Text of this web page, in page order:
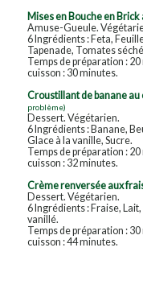
Mises en Bouche en
Amuse-Gueule.
6 Ingrédients : Feta,
Tapenade, Tomates
Temps de préparation :
cuisson : 30 minutes.
Croustillant de banane
problème)
Dessert. Végétarien.
6 Ingrédients : Banane,
Glace à la vanille, Sucre.
Temps de préparation :
cuisson : 32 minutes.
Crème renversée aux
Dessert. Végétarien.
6 Ingrédients : Fraise,
vanillé.
Temps de préparation :
cuisson : 44 minutes.